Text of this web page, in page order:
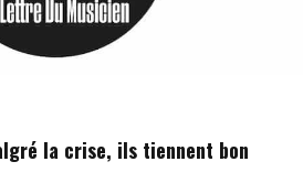
la crise, ils tiennent bon